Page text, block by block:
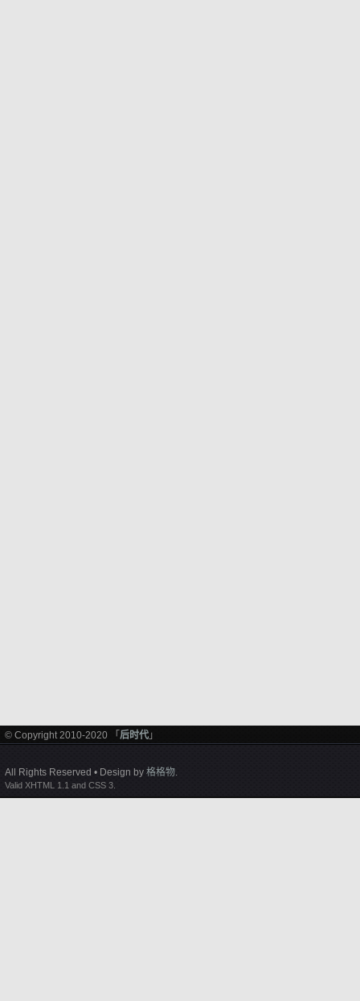
© Copyright 2010-2020 「 后时代 」
All Rights Reserved • Design by 格格物.
Valid XHTML 1.1 and CSS 3.